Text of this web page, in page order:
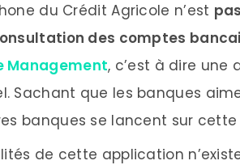
du Crédit Agricole n’est
des comptes
Management, c’est à dire une
Sachant que les banques
banques se lancent sur cette
de cette application